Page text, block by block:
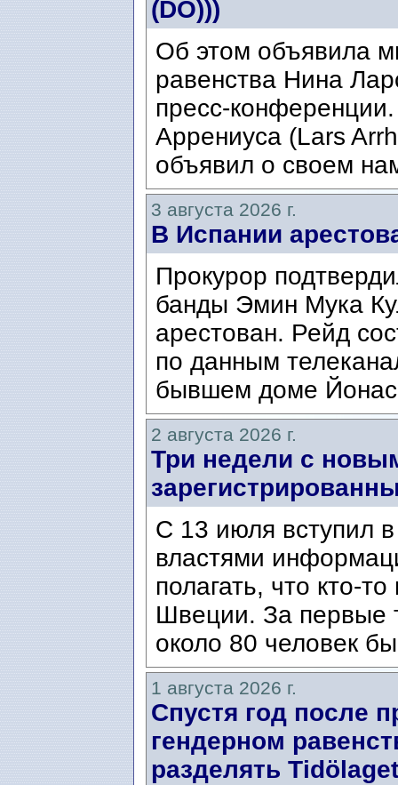
(DO)))
Об этом объявила
равенства Нина
пресс-
Аррениуса (Lars
объявил о своем
3 августа 2026 г.
В Испании
Прокурор
банды Эмин Мука
арестован. Рейд
по данным
бывшем доме
2 августа 2026 г.
Три недели с
С 13 июля вступил
властями
полагать, что кто-
Швеции. За первые
около 80 человек
1 августа 2026 г.
Спустя год после
гендерном
разделять